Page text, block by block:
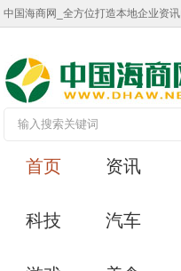
中国海商网_全方位打造本地企业资
首页 资讯
科技 汽车